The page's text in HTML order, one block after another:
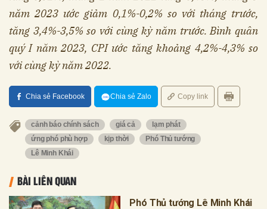
năm 2023 ước giảm 0,1%-0,2% so với tháng trước,
tăng 3,4%-3,5% so với cùng kỳ năm trước. Bình quân
quý I năm 2023, CPI ước tăng khoảng 4,2%-4,3% so
với cùng kỳ năm 2022.
Chia sẻ Facebook Chia sẻ Zalo Copy link
cảnh báo chính sách giá cả
lạm phát
ứng phó phù hợp
kịp thời
Phó Thủ tướng
Lê Minh Khái
BÀI LIÊN QUAN
Phó Thủ tướng Lê Minh Khái